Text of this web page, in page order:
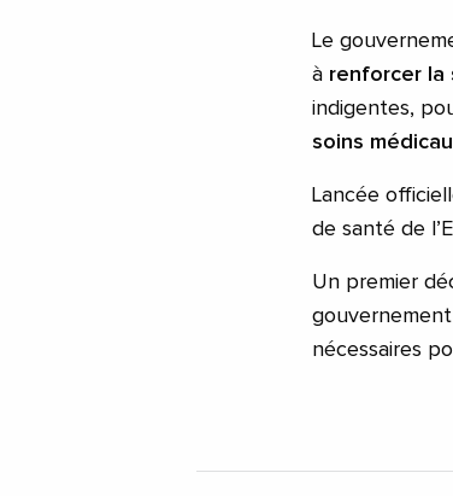
Le
à renforcer la
indigentes,
soins
Lancée
de santé de
Un premier
nécessaires